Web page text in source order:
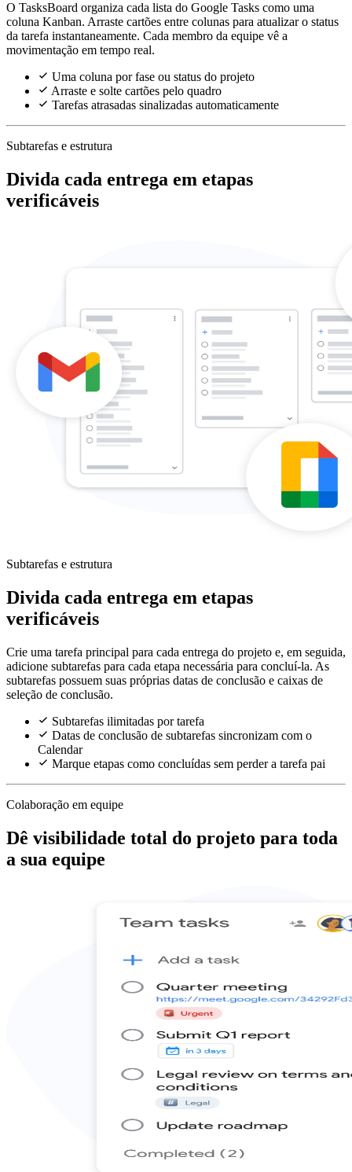
O TasksBoard organiza cada lista do Google Tasks como uma
coluna Kanban. Arraste cartões entre colunas para atualizar o status
da tarefa instantaneamente. Cada membro da equipe vê a
movimentação em tempo real.
Uma coluna por fase ou status do projeto
Arraste e solte cartões pelo quadro
Tarefas atrasadas sinalizadas automaticamente
Subtarefas e estrutura
Divida cada entrega em etapas
verificáveis
Subtarefas e estrutura
Divida cada entrega em etapas
verificáveis
Crie uma tarefa principal para cada entrega do projeto e, em seguida,
adicione subtarefas para cada etapa necessária para concluí-la. As
subtarefas possuem suas próprias datas de conclusão e caixas de
seleção de conclusão.
Subtarefas ilimitadas por tarefa
Datas de conclusão de subtarefas sincronizam com o
Calendar
Marque etapas como concluídas sem perder a tarefa pai
Colaboração em equipe
Dê visibilidade total do projeto para toda
a sua equipe